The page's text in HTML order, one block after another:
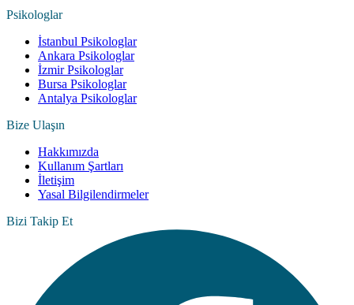
Psikologlar
İstanbul Psikologlar
Ankara Psikologlar
İzmir Psikologlar
Bursa Psikologlar
Antalya Psikologlar
Bize Ulaşın
Hakkımızda
Kullanım Şartları
İletişim
Yasal Bilgilendirmeler
Bizi Takip Et